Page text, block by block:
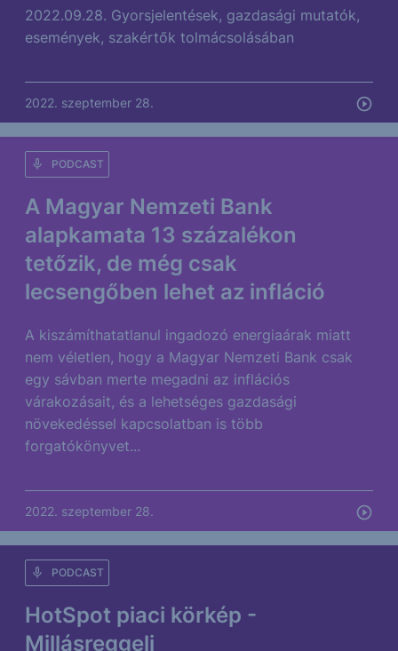
2022.09.28. Gyorsjelentések, gazdasági mutatók,
események, szakértők tolmácsolásában
2022. szeptember 28.
A Magyar Nemzeti Bank
alapkamata 13 százalékon
tetőzik, de még csak
lecsengőben lehet az infláció
PODCAST
A kiszámíthatatlanul ingadozó energiaárak miatt
nem véletlen, hogy a Magyar Nemzeti Bank csak
egy sávban merte megadni az inflációs
várakozásait, és a lehetséges gazdasági
növekedéssel kapcsolatban is több
forgatókönyvet...
2022. szeptember 28.
HotSpot piaci körkép -
Millásreggeli
PODCAST